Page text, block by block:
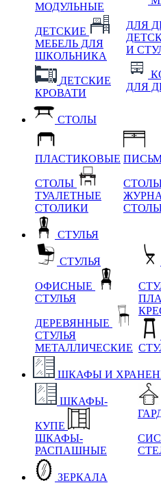
МОДУЛЬНЫЕ
ДЕТСКИЕ
МЕБЕЛЬ ДЛЯ
ШКОЛЬНИКА
ДЕТСКИЕ
КРОВАТИ
ДЛЯ
И
ДЛЯ
СТОЛЫ
ПЛАСТИКОВЫЕ
СТОЛЫ
ТУАЛЕТНЫЕ
СТОЛИКИ
СТУЛЬЯ
СТУЛЬЯ
ОФИСНЫЕ
СТУЛЬЯ
ДЕРЕВЯННЫЕ
СТУЛЬЯ
МЕТАЛЛИЧЕСКИЕ
ШКАФЫ И
ШКАФЫ-
КУПЕ
ШКАФЫ-
РАСПАШНЫЕ
ЗЕРКАЛА